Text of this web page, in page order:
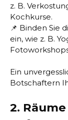
z. B.
Kochkurse.
📌 Binden Sie
ein, wie z. B.
Ein
Botschaftern
2.